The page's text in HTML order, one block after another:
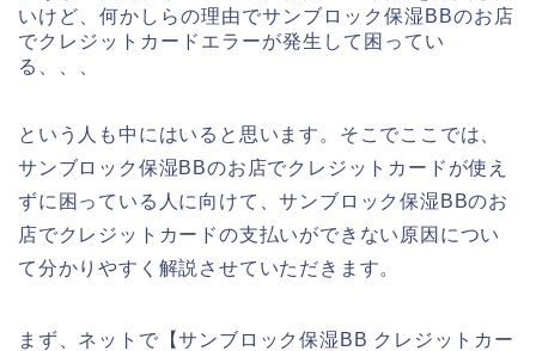
いけど、何かしらの理由でサンブロック保湿BBのお店
でクレジットカードエラーが発生して困ってい
る、、、
という人も中にはいると思います。そこでここでは、
サンブロック保湿BBのお店でクレジットカードが使え
ずに困っている人に向けて、サンブロック保湿BBのお
店でクレジットカードの支払いができない原因につい
て分かりやすく解説させていただきます。
まず、ネットで【サンブロック保湿BB クレジットカー